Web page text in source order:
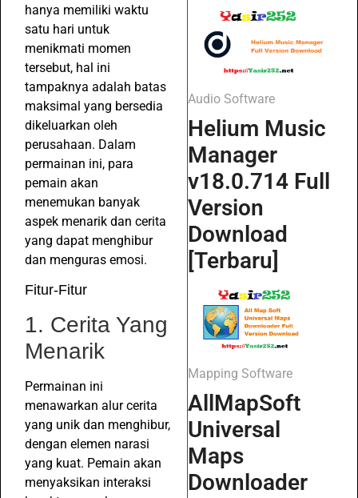
hanya memiliki waktu
satu hari untuk
menikmati momen
tersebut, hal ini
tampaknya adalah batas
maksimal yang bersedia
dikeluarkan oleh
perusahaan. Dalam
permainan ini, para
pemain akan
menemukan banyak
aspek menarik dan cerita
yang dapat menghibur
dan menguras emosi.
Fitur-Fitur
1. Cerita Yang
Menarik
Permainan ini
menawarkan alur cerita
yang unik dan menghibur,
dengan elemen narasi
yang kuat. Pemain akan
menyaksikan interaksi
Audio Software
Helium Music
Manager
v18.0.714 Full
Version
Download
[Terbaru]
Mapping Software
AllMapSoft
Universal
Maps
Downloader